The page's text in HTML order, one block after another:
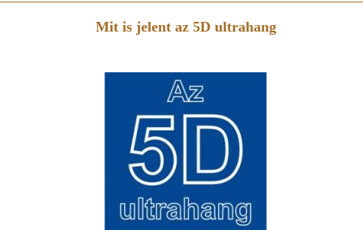
Mit is jelent az 5D ultrahang